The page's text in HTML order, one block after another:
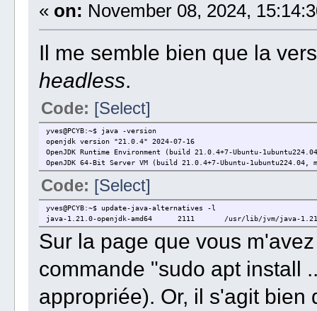
« on: November 08, 2024,
Il me semble bien que la
headless.
Code: [Select]
yves@PCYB:~$ java -version
openjdk version "21.0.4" 2024-07-16
OpenJDK Runtime Environment (build 21.0.4+7-Ubuntu-
OpenJDK 64-Bit Server VM (build 21.0.4+7-Ubuntu-1ubuntu224.04,
Code: [Select]
yves@PCYB:~$ update-java-alternatives -l
java-1.21.0-openjdk-amd64 2111 /usr/lib/jvm/java-1.21.0-
Sur la page que vous
commande "sudo apt install
appropriée). Or, il s'agit